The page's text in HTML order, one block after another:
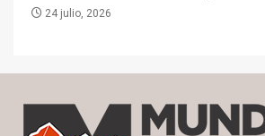
24 julio, 2026